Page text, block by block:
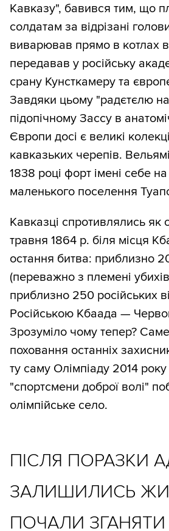
Кавказу", бавився тим, що
солдатам за відрізані
виварював прямо в котлах в
передавав у російську
срану Кунсткамеру та
Завдяки цьому "радєтєлю
підопічному Зассу в
Європи досі є великі
кавказьких черепів.
1838 році форт імені себе на
маленького поселення
Кавказці спротивлялись як
травня 1864 р. біля місця
остання битва: приблизно
(переважно з племені
приблизно 250 російських
Російською Кбаада —
Зрозуміло чому тепер? Саме
поховання останніх
ту саму Олімпіаду 2014 року
"спортсмени доброї волі"
олімпійське село.
ПІСЛЯ ПОРАЗКИ
ЗАЛИШИЛИСЬ
ПОЧАЛИ ЗГАНЯТИ